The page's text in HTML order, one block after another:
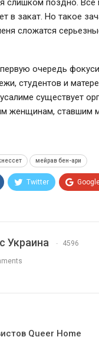
слишком поздно.
в закат. Но такое
сложатся
очередь
студентов и
существует
женщинам, ставшим
мейрав бен-ари
Twitter
Украина 4596
Queer Home